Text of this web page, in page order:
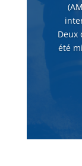
Deux
été